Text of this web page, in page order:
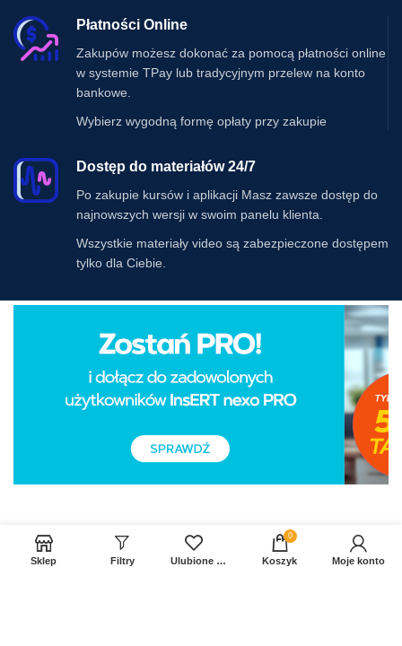
Płatności Online
Zakupów możesz dokonać za pomocą płatności online
w systemie TPay lub tradycyjnym przelew na konto
bankowe.
Wybierz wygodną formę opłaty przy zakupie
Dostęp do materiałów 24/7
Po zakupie kursów i aplikacji Masz zawsze dostęp do
najnowszych wersji w swoim panelu klienta.
Wszystkie materiały video są zabezpieczone dostępem
tylko dla Ciebie.
Sklep Filtry Ulubione produkty
0
Koszyk Moje konto